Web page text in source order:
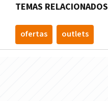
TEMAS RELACIONADOS
ofertas outlets